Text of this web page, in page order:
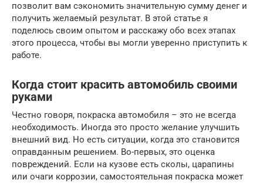
позволит вам сэкономить значительную сумму денег и
получить желаемый результат. В этой статье я
поделюсь своим опытом и расскажу обо всех этапах
этого процесса, чтобы вы могли уверенно приступить к
работе.
Когда стоит красить автомобиль своими
руками
Честно говоря, покраска автомобиля – это не всегда
необходимость. Иногда это просто желание улучшить
внешний вид. Но есть ситуации, когда это становится
оправданным решением. Во-первых, это оценка
повреждений. Если на кузове есть сколы, царапины
или очаги коррозии, самостоятельная покраска может